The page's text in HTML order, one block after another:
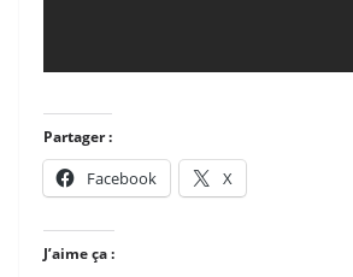
Partager :
Facebook X
J’aime ça :